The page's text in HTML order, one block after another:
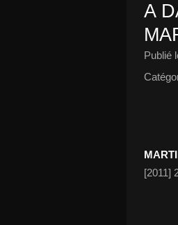
A
Publié
[2011]